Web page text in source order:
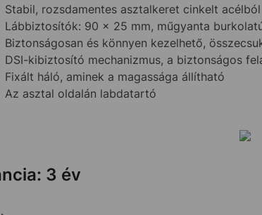
Stabil, rozsdamentes asztalkeret cinkelt acélból
Lábbiztosítók: 90 x 25 mm, műgyanta
Biztonságosan és könnyen kezelhető,
DSI-kibiztosító mechanizmus, a biztonságos
Fixált háló, aminek a magassága állítható
Az asztal oldalán labdatartó
3 év